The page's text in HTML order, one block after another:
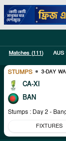
Matches (111) AUS
STUMPS 3-DAY
CA-XI
BAN
Stumps : Day 2 -
FIXTURES